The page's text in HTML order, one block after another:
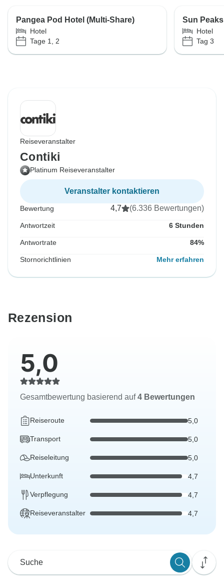
Pangea Pod Hotel (Multi-Share)
Hotel
Tage 1, 2
Sun
Hotel
Tag 3
Reiseveranstalter
Contiki
Platinum Reiseveranstalter
Veranstalter kontaktieren
Bewertung 4,7 (6.336 Bewertungen)
Antwortzeit 6 Stunden
Antwortrate 84%
Stornorichtlinien Mehr erfahren
Rezension
5,0
Gesamtbewertung basierend auf4 Bewertungen
Reiseroute 5,0
Transport 5,0
Reiseleitung 5,0
Unterkunft 4,7
Verpflegung 4,7
Reiseveranstalter 4,7